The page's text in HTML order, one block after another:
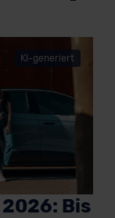
KI-generiert
Bis